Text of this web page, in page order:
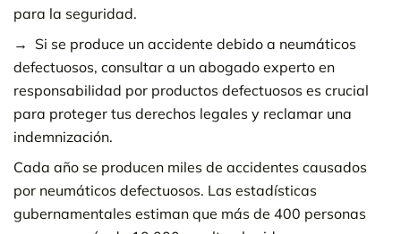
para la seguridad.
Si se produce un accidente debido a neumáticos
defectuosos, consultar a un abogado experto en
responsabilidad por productos defectuosos es crucial
para proteger tus derechos legales y reclamar una
indemnización.
Cada año se producen miles de accidentes causados
por neumáticos defectuosos. Las estadísticas
gubernamentales estiman que más de 400 personas